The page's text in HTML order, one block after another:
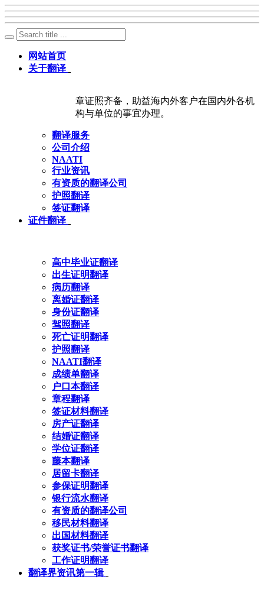
网站首页
关于翻译
章证照齐备，助益海内外客户在国内外各机
构与单位的事宜办理。
翻译服务
公司介绍
NAATI
行业资讯
有资质的翻译公司
护照翻译
签证翻译
证件翻译
高中毕业证翻译
出生证明翻译
病历翻译
离婚证翻译
身份证翻译
驾照翻译
死亡证明翻译
护照翻译
NAATI翻译
成绩单翻译
户口本翻译
章程翻译
签证材料翻译
房产证翻译
结婚证翻译
学位证翻译
藤本翻译
居留卡翻译
参保证明翻译
银行流水翻译
有资质的翻译公司
移民材料翻译
出国材料翻译
获奖证书/荣誉证书翻译
工作证明翻译
翻译界资讯第一辑